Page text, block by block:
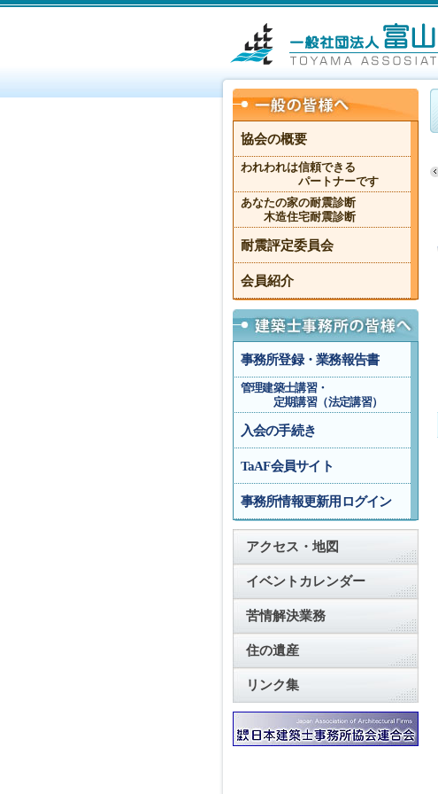
協会の概要
われわれは信頼できる
パートナーです
あなたの家の耐震診断
木造住宅耐震診断
耐震評定委員会
会員紹介
事務所登録・業務報告書
管理建築士講習・
定期講習（法定講習）
入会の手続き
TaAF会員サイト
事務所情報更新用ログイン
アクセス・地図
イベントカレンダー
苦情解決業務
住の遺産
リンク集